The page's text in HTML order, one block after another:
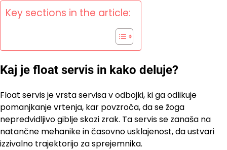
Key sections in the article:
Kaj je float servis in kako deluje?
Float servis je vrsta servisa v odbojki, ki ga odlikuje
pomanjkanje vrtenja, kar povzroča, da se žoga
nepredvidljivo giblje skozi zrak. Ta servis se zanaša na
natančne mehanike in časovno usklajenost, da ustvari
izzivalno trajektorijo za sprejemnika.